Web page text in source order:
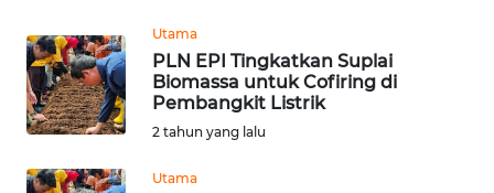
Utama
PLN EPI Tingkatkan Suplai
Biomassa untuk Cofiring di
Pembangkit Listrik
2 tahun yang lalu
Utama
BINJAI
WN
CIREBON
WN